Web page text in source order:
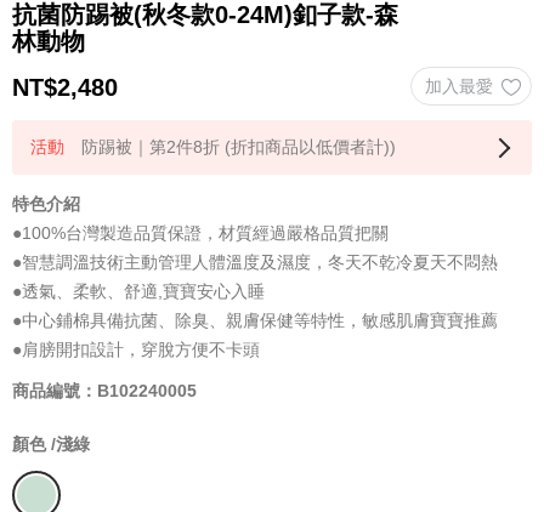
抗菌防踢被(秋冬款0-24M)釦子款-森
林動物
NT$2,480
防踢被｜第2件8折 (折扣商品以低價者計))
特色介紹
●100%台灣製造品質保證，材質經過嚴格品質把關
●智慧調溫技術主動管理人體溫度及濕度，冬天不乾冷夏天不悶熱
●透氣、柔軟、舒適,寶寶安心入睡
●中心鋪棉具備抗菌、除臭、親膚保健等特性，敏感肌膚寶寶推薦
●肩膀開扣設計，穿脫方便不卡頭
商品編號：B102240005
顏色 /淺綠